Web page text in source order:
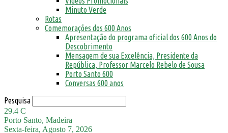
Minuto Verde
Rotas
Comemorações dos 600 Anos
Apresentação do programa oficial dos 600 Anos do
Descobrimento
Mensagem de sua Excelência, Presidente da
República, Professor Marcelo Rebelo de Sousa
Porto Santo 600
Conversas 600 anos
Pesquisa
29.4 C
Porto Santo, Madeira
Sexta-feira, Agosto 7, 2026